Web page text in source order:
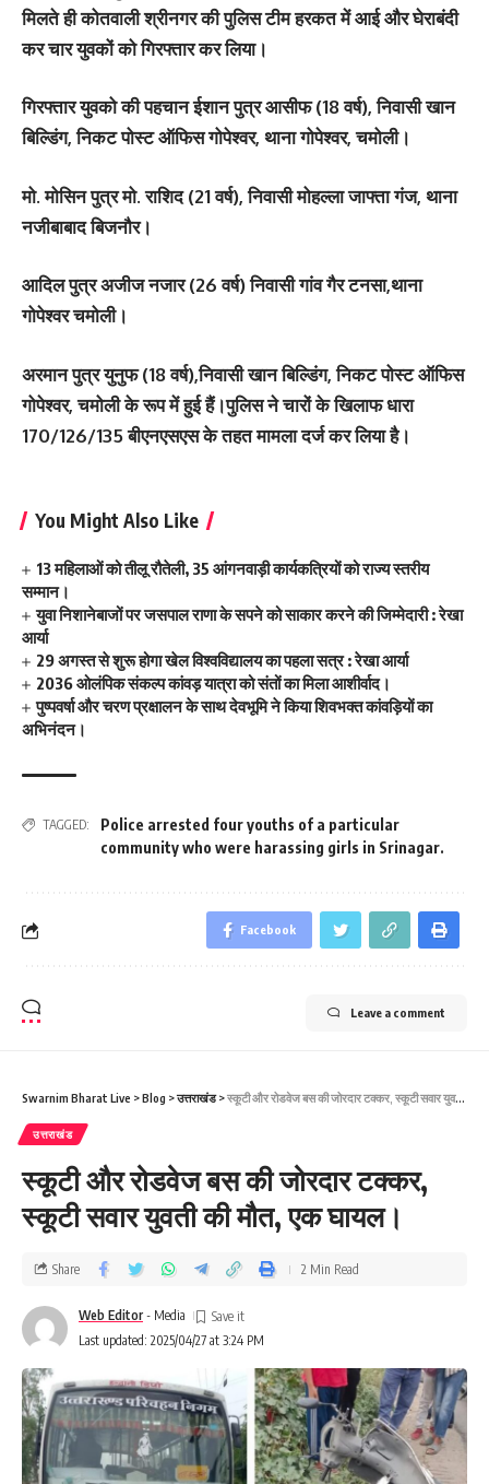
मिलते ही कोतवाली श्रीनगर की पुलिस टीम हरकत में आई और घेराबंदी
कर चार युवकों को गिरफ्तार कर लिया।
गिरफ्तार युवको की पहचान ईशान पुत्र आसीफ (18 वर्ष), निवासी खान
बिल्डिंग, निकट पोस्ट ऑफिस गोपेश्वर, थाना गोपेश्वर, चमोली।
मो. मोसिन पुत्र मो. राशिद (21 वर्ष), निवासी मोहल्ला जाफ्ता गंज, थाना
नजीबाबाद बिजनौर।
आदिल पुत्र अजीज नजार (26 वर्ष) निवासी गांव गैर टनसा,थाना
गोपेश्वर चमोली।
अरमान पुत्र युनुफ (18 वर्ष),निवासी खान बिल्डिंग, निकट पोस्ट ऑफिस
गोपेश्वर, चमोली के रूप में हुई हैं।पुलिस ने चारों के खिलाफ धारा
170/126/135 बीएनएसएस के तहत मामला दर्ज कर लिया है।
You Might Also Like
13 महिलाओं को तीलू रौतेली, 35 आंगनवाड़ी कार्यकत्रियों को राज्य स्तरीय
सम्मान।
युवा निशानेबाजों पर जसपाल राणा के सपने को साकार करने की जिम्मेदारी : रेखा
आर्या
29 अगस्त से शुरू होगा खेल विश्वविद्यालय का पहला सत्र : रेखा आर्या
2036 ओलंपिक संकल्प कांवड़ यात्रा को संतों का मिला आशीर्वाद।
पुष्पवर्षा और चरण प्रक्षालन के साथ देवभूमि ने किया शिवभक्त कांवड़ियों का
अभिनंदन।
TAGGED:
Police arrested four youths of a particular
community who were harassing girls in Srinagar.
Facebook
Leave a comment
Swarnim Bharat Live >Blog >उत्तराखंड>स्कूटी और रोडवेज बस की जोरदार टक्कर, स्कूटी सवार युवती की मौत, एक घायल।
उत्तराखंड
स्कूटी और रोडवेज बस की जोरदार टक्कर,
स्कूटी सवार युवती की मौत, एक घायल।
Last updated: 2025/04/27 at 3:24 PM
Web Editor - Media
Share 2 Min Read